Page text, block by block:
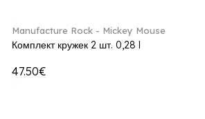
Manufacture Rock - Mickey Mouse
Комплект кружек 2 шт. 0,28 l
47.50€